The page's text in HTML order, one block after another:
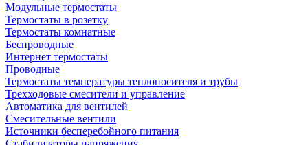
Модульные термостаты
Термостаты в розетку
Термостаты комнатные
Беспроводные
Интернет термостаты
Проводные
Термостаты температуры теплоносителя и трубы
Трехходовые смесители и управление
Автоматика для вентилей
Смесительные вентили
Источники бесперебойного питания